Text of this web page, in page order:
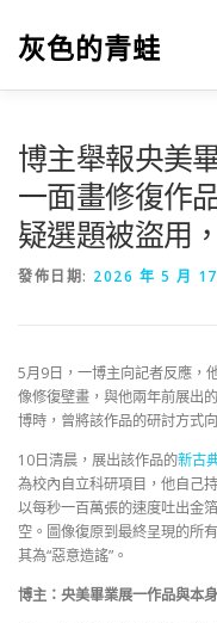
灰色的青蛙
博主舉報央美
一面畫修復作
疑選題被盜用
發佈日期: 2026 年 5 月
5月9日，一博主向記者反應，
像修復壁畫，與他兩年前展出
博時，曾將該作品的研討方式
10日清晨，展出該作品的新古
為校內自立科研項目，他自己
以每秒一百萬張的速度吐出金
空。圖像復原到最終呈現的所
其為“惡意造謠”。
博主：央美畢業展一作品與本